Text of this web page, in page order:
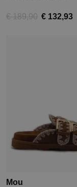
€ 189,90 € 132,93
Mou